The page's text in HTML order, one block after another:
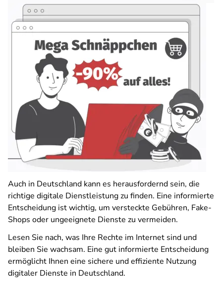
Auch in Deutschland kann es herausfordernd sein, die
richtige digitale Dienstleistung zu finden. Eine informierte
Entscheidung ist wichtig, um versteckte Gebühren, Fake-
Shops oder ungeeignete Dienste zu vermeiden.
Lesen Sie nach, was Ihre Rechte im Internet sind und
bleiben Sie wachsam. Eine gut informierte Entscheidung
ermöglicht Ihnen eine sichere und effiziente Nutzung
digitaler Dienste in Deutschland.